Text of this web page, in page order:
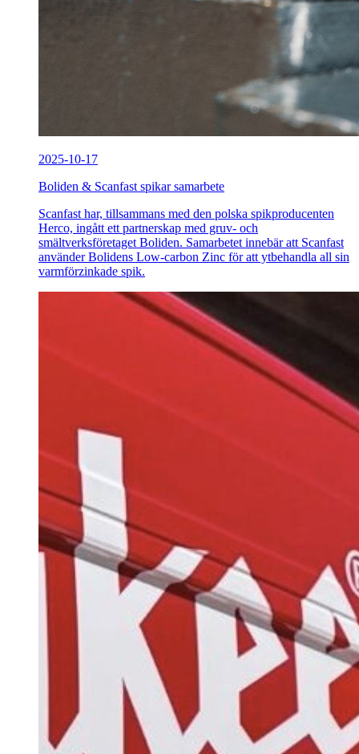
2025-10-17
Boliden & Scanfast spikar samarbete
Scanfast har, tillsammans med den polska spikproducenten
Herco, ingått ett partnerskap med gruv- och
smältverksföretaget Boliden. Samarbetet innebär att Scanfast
använder Bolidens Low-carbon Zinc för att ytbehandla all sin
varmförzinkade spik.